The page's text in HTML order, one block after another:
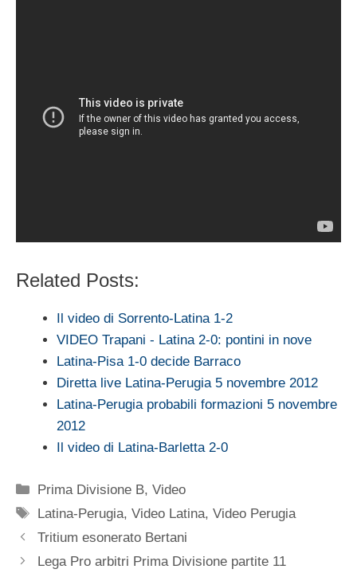
Related Posts:
Il video di Sorrento-Latina 1-2
VIDEO Trapani - Latina 2-0: pontini in nove
Latina-Pisa 1-0 decide Barraco
Diretta live Latina-Perugia 5 novembre 2012
Latina-Perugia probabili formazioni 5 novembre
2012
Il video di Latina-Barletta 2-0
Categorie
Prima Divisione B,Video
Tag
Latina-Perugia,Video Latina,Video Perugia
Tritium esonerato Bertani
Lega Pro arbitri Prima Divisione partite 11